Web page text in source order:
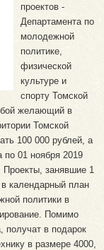
проектов -
Департамента по
молодежной
политике,
физической
культуре и
спорту Томской
желающий в
Томской
100 000 рублей, а
по 01 ноября 2019
занявшие 1
календарный план
политики в
Помимо
получат в подарок
в размере 4000,